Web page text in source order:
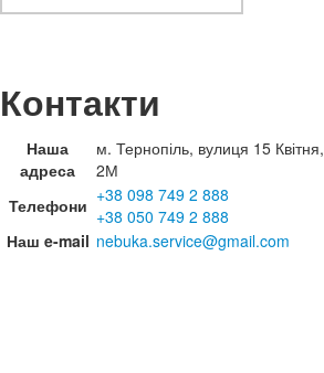
Контакти
Наша
адреса
м. Тернопіль, вулиця 15 Квітня,
2М
Телефони +38 098 749 2 888
+38 050 749 2 888
Наш e-mail nebuka.service@gmail.com